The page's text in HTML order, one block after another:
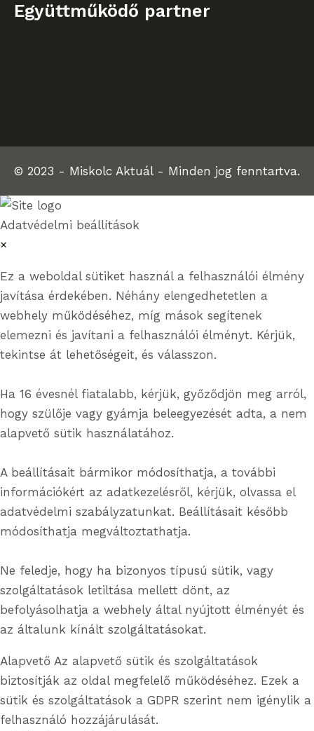
Együttműködő partner
© 2023 - Miskolc Aktuál - Minden jog fenntartva.
Adatvédelmi beállítások
×
Ez a weboldal sütiket használ a felhasználói élmény
javítása érdekében. Néhány elengedhetetlen a
webhely működéséhez, míg mások segítenek
elemezni és javítani a felhasználói élményt. Kérjük,
tekintse át lehetőségeit, és válasszon.
Ha 16 évesnél fiatalabb, kérjük, győződjön meg arról,
hogy szülője vagy gyámja beleegyezését adta, a nem
alapvető sütik használatához.
A beállításait bármikor módosíthatja, a további
információkért az adatkezelésről, kérjük, olvassa el
adatvédelmi szabályzatunkat. Beállításait később
módosíthatja megváltoztathatja.
Ne feledje, hogy ha bizonyos típusú sütik, vagy
szolgáltatások letiltása mellett dönt, az
befolyásolhatja a webhely által nyújtott élményét és
az általunk kínált szolgáltatásokat.
Alapvető Az alapvető sütik és szolgáltatások
biztosítják az oldal megfelelő működéséhez. Ezek a
sütik és szolgáltatások a GDPR szerint nem igénylik a
felhasználó hozzájárulását.